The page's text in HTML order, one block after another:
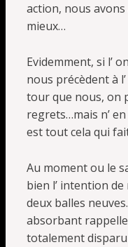
action, nous
mieux…
Evidemment, si l’
nous précèdent à
tour que nous, on
regrets…mais n’
est tout cela qui
Au moment ou le
bien l’ intention
deux balles
absorbant rappelle
totalement disparu